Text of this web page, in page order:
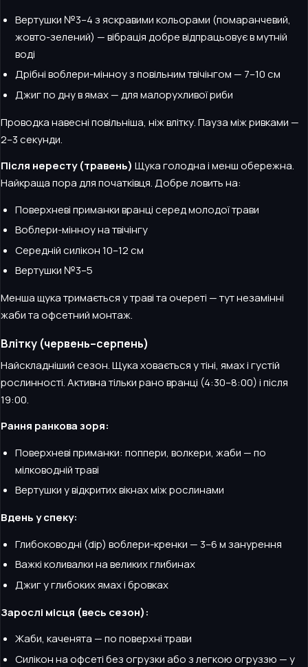
Вертушки №3–4 з яскравими кольорами (помаранчевий,
жовто-зелений) — вібрація добре відпрацьовує в мутній
воді
Дрібні воблери-мінноу з повільним твічінгом — 7–10 см
Джиг по дну в ямах — для малорухливої риби
Проводка навесні повільніша, ніж влітку. Пауза між ривками —
2–3 секунди.
Після нересту (травень) Щука голодна і менш обережна.
Найкраща пора для початківця. Добре ловить на:
Поверхневі приманки вранці серед молодої трави
Воблери-мінноу на твічінгу
Середній силікон 10–12 см
Вертушки №3–5
Менша щука тримається у траві та очереті — тут незамінні
жаби та офсетний монтаж.
Влітку (червень–серпень)
Найскладніший сезон. Щука ховається у тіні, ямах і густій
рослинності. Активна тільки рано вранці (4:30–8:00) і після
19:00.
Рання ранкова зоря:
Поверхневі приманки: поппери, волкери, жаби — по
мілководній траві
Вертушки у відкритих вікнах між рослинами
Вдень у спеку:
Глибоководні (dip) воблери-кренки — 3–6 м занурення
Важкі коливалки на великих глибинах
Джиг у глибоких ямах і бровках
Зарослі місця (весь сезон):
Жаби, каченята — по поверхні трави
Силікон на офсеті без огрузки або з легкою огруззю — у